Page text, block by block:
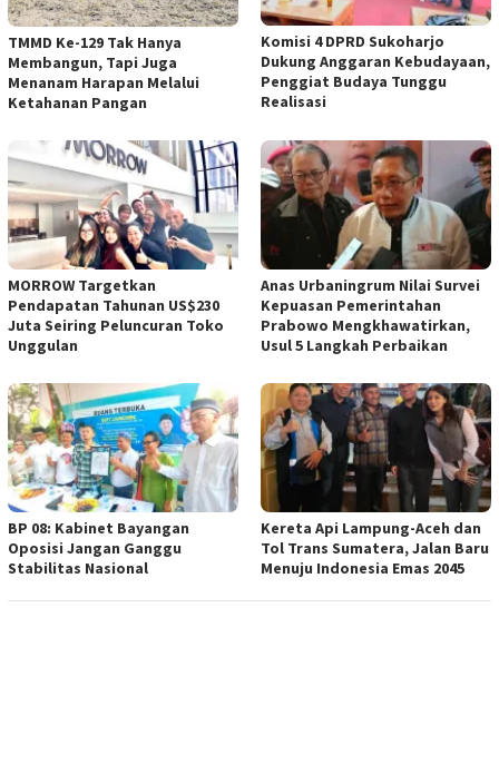
TMMD Ke-129 Tak Hanya
Membangun, Tapi Juga
Menanam Harapan Melalui
Ketahanan Pangan
Komisi 4 DPRD Sukoharjo
Dukung Anggaran Kebudayaan,
Penggiat Budaya Tunggu
Realisasi
MORROW Targetkan
Pendapatan Tahunan US$230
Juta Seiring Peluncuran Toko
Unggulan
Anas Urbaningrum Nilai Survei
Kepuasan Pemerintahan
Prabowo Mengkhawatirkan,
Usul 5 Langkah Perbaikan
BP 08: Kabinet Bayangan
Oposisi Jangan Ganggu
Stabilitas Nasional
Kereta Api Lampung-Aceh dan
Tol Trans Sumatera, Jalan Baru
Menuju Indonesia Emas 2045